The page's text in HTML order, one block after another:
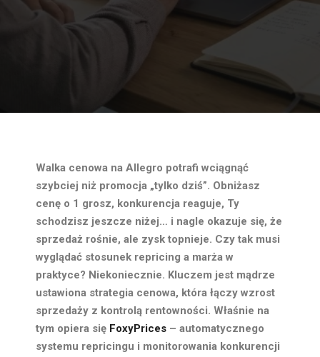
Walka cenowa na Allegro potrafi wciągnąć
szybciej niż promocja „tylko dziś”. Obniżasz
cenę o 1 grosz, konkurencja reaguje, Ty
schodzisz jeszcze niżej… i nagle okazuje się, że
sprzedaż rośnie, ale zysk topnieje. Czy tak musi
wyglądać stosunek repricing a marża w
praktyce? Niekoniecznie. Kluczem jest mądrze
ustawiona strategia cenowa, która łączy wzrost
sprzedaży z kontrolą rentowności. Właśnie na
tym opiera się FoxyPrices – automatycznego
systemu repricingu i monitorowania konkurencji